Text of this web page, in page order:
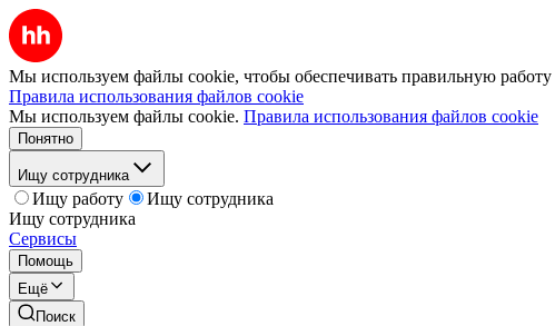
Мы используем файлы cookie, чтобы обеспечивать правильную работу
Правила использования файлов cookie
Мы используем файлы cookie. Правила использования файлов cookie
Понятно
Ищу сотрудника
Ищу работу
Ищу сотрудника
Ищу сотрудника
Сервисы
Помощь
Ещё
Поиск